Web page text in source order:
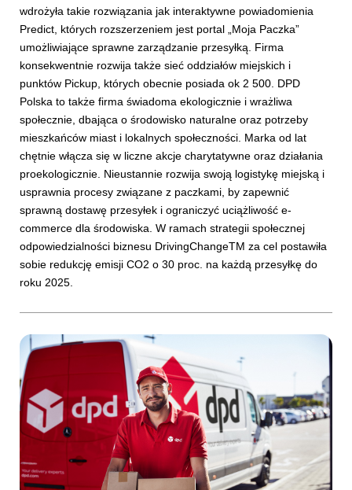
wdrożyła takie rozwiązania jak interaktywne powiadomienia
Predict, których rozszerzeniem jest portal „Moja Paczka”
umożliwiające sprawne zarządzanie przesyłką. Firma
konsekwentnie rozwija także sieć oddziałów miejskich i
punktów Pickup, których obecnie posiada ok 2 500. DPD
Polska to także firma świadoma ekologicznie i wrażliwa
społecznie, dbająca o środowisko naturalne oraz potrzeby
mieszkańców miast i lokalnych społeczności. Marka od lat
chętnie włącza się w liczne akcje charytatywne oraz działania
proekologicznie. Nieustannie rozwija swoją logistykę miejską i
usprawnia procesy związane z paczkami, by zapewnić
sprawną dostawę przesyłek i ograniczyć uciążliwość e-
commerce dla środowiska. W ramach strategii społecznej
odpowiedzialności biznesu DrivingChangeTM za cel postawiła
sobie redukcję emisji CO2 o 30 proc. na każdą przesyłkę do
roku 2025.